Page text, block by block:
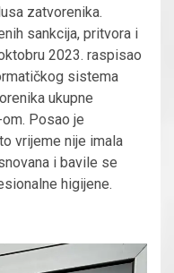
zatvorenika.
sankcija, pritvora i
2023. raspisao
sistema
ukupne
Posao je
vrijeme nije imala
i bavile se
higijene.